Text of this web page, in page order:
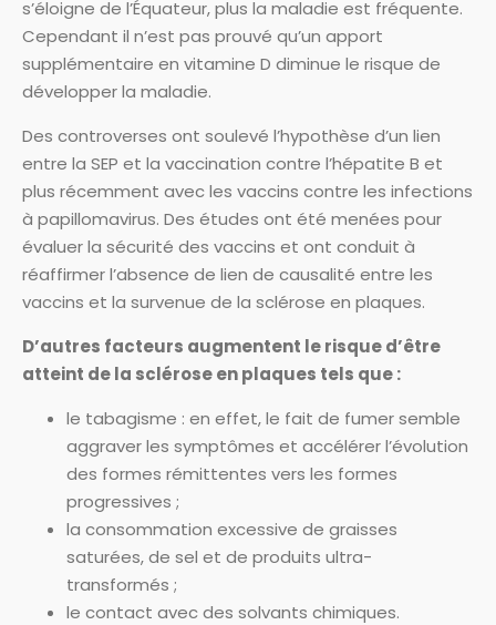
s’éloigne de l’Équateur, plus la maladie est fréquente.
Cependant il n’est pas prouvé qu’un apport
supplémentaire en vitamine D diminue le risque de
développer la maladie.
Des controverses ont soulevé l’hypothèse d’un lien
entre la SEP et la vaccination contre l’hépatite B et
plus récemment avec les vaccins contre les infections
à papillomavirus. Des études ont été menées pour
évaluer la sécurité des vaccins et ont conduit à
réaffirmer l’absence de lien de causalité entre les
vaccins et la survenue de la sclérose en plaques.
D’autres facteurs augmentent le risque d’être
atteint de la sclérose en plaques tels que :
le tabagisme : en effet, le fait de fumer semble
aggraver les symptômes et accélérer l’évolution
des formes rémittentes vers les formes
progressives ;
la consommation excessive de graisses
saturées, de sel et de produits ultra-
transformés ;
le contact avec des solvants chimiques.